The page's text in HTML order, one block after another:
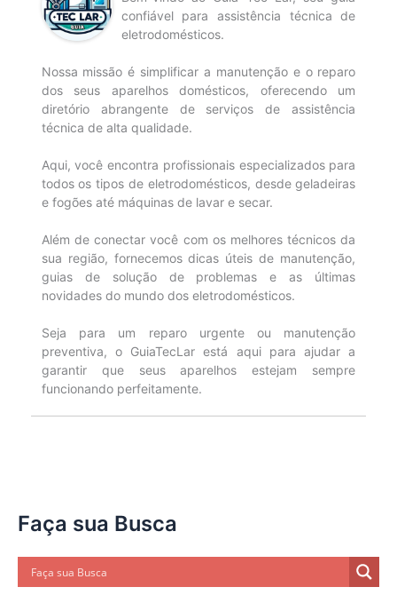
confiável para assistência técnica de
eletrodomésticos.
Nossa missão é simplificar a manutenção e o reparo
dos seus aparelhos domésticos, oferecendo um
diretório abrangente de serviços de assistência
técnica de alta qualidade.
Aqui, você encontra profissionais especializados para
todos os tipos de eletrodomésticos, desde geladeiras
e fogões até máquinas de lavar e secar.
Além de conectar você com os melhores técnicos da
sua região, fornecemos dicas úteis de manutenção,
guias de solução de problemas e as últimas
novidades do mundo dos eletrodomésticos.
Seja para um reparo urgente ou manutenção
preventiva, o GuiaTecLar está aqui para ajudar a
garantir que seus aparelhos estejam sempre
funcionando perfeitamente.
Faça sua Busca